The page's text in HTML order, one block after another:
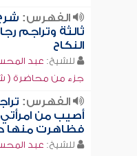
الفهرس:
ثالثة وتراجم
النكاح
للشيخ: عبد
جزء من محاضرة ( شرح
الفهرس:
أصيب من
فظاهرت منها
للشيخ: عبد